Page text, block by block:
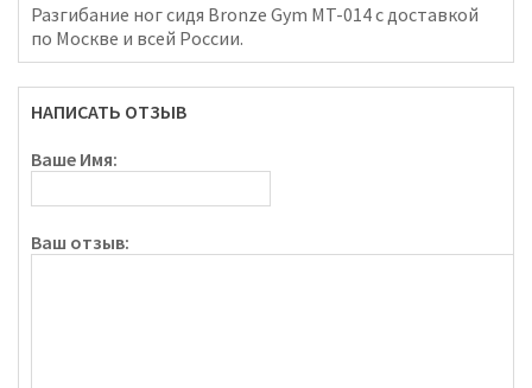
Разгибание ног сидя Bronze Gym MT-014 с доставкой
по Москве и всей России.
НАПИСАТЬ ОТЗЫВ
Ваше Имя:
Ваш отзыв: